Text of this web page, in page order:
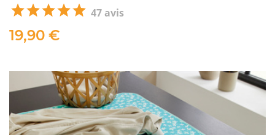
47 avis
19,90 €